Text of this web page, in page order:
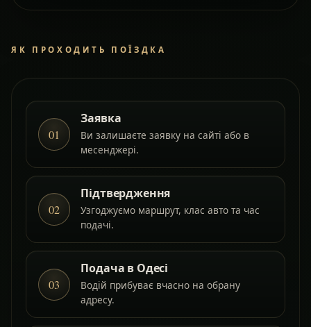
ЯК ПРОХОДИТЬ ПОЇЗДКА
01
Заявка
Ви залишаєте заявку на сайті або в
месенджері.
02
Підтвердження
Узгоджуємо маршрут, клас авто та час
подачі.
03
Подача в Одесі
Водій прибуває вчасно на обрану
адресу.